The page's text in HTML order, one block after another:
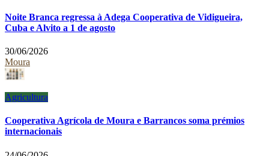
Noite Branca regressa à Adega Cooperativa de Vidigueira,
Cuba e Alvito a 1 de agosto
30/06/2026
Moura
Agricultura
Cooperativa Agrícola de Moura e Barrancos soma prémios
internacionais